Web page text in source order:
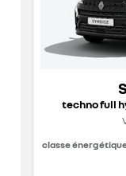
techno full
classe